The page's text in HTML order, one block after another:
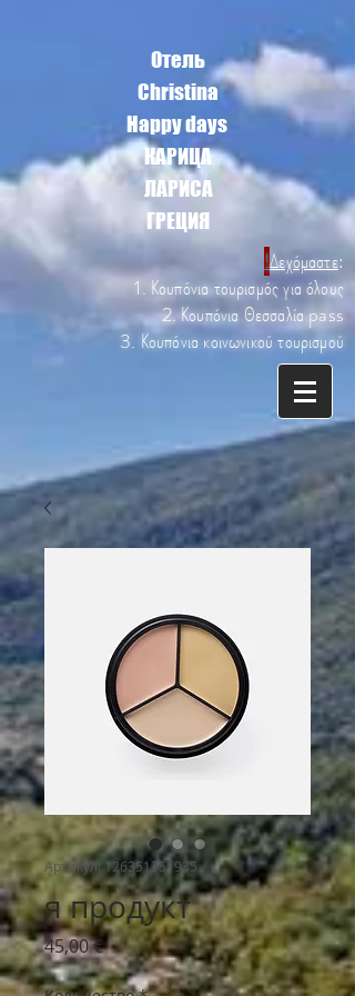
Отель
Christina
Happy days
КАРИЦА
ЛАРИСА
ГРЕЦИЯ
!Δεχόμαστε:
1. Κουπόνια τουρισμός για όλους
2. Κουπόνια Θεσσαλία pass
3. Κουπόνια κοινωνικού τουρισμού
Артикул: 126351351935
я продукт
45,00 €Цена